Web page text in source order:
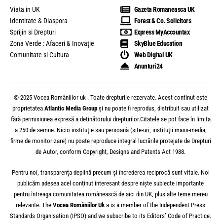
Viata in UK
Identitate & Diaspora
Sprijin si Drepturi
Zona Verde : Afaceri & Inovație
Comunitate si Cultura
Gazeta Romaneasca UK
Forest & Co. Solicitors
Express MyAccountax
SkyBlue Education
Web Digital UK
Anunturi24
© 2025 Vocea Româniilor uk . Toate drepturile rezervate. Acest continut este
proprietatea Atlantic Media Group și nu poate fi reprodus, distribuit sau utilizat
fără permisiunea expresă a deținătorului drepturilor.Citatele se pot face în limita
a 250 de semne. Nicio instituţie sau persoană (site-uri, instituţii mass-media,
firme de monitorizare) nu poate reproduce integral lucrările protejate de Drepturi
de Autor, conform Copyright, Designs and Patents Act 1988.
Pentru noi, transparența deplină precum și încrederea reciprocă sunt vitale. Noi
publicăm adesea acel conținut interesant despre niște subiecte importante
pentru întreaga comunitatea românească de aici din UK, plus alte teme mereu
relevante. The Vocea Româniilor Uk a is a member of the Independent Press
Standards Organisation (IPSO) and we subscribe to its Editors’ Code of Practice.